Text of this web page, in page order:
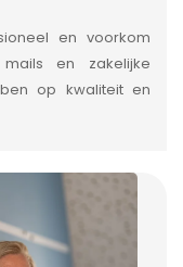
en voorkom
en zakelijke
op kwaliteit en